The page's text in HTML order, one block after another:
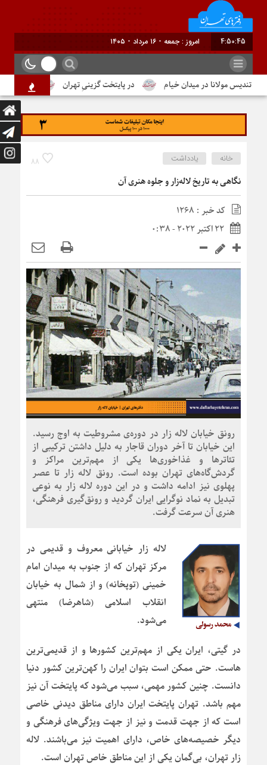
4:50:46 برابر با : Friday - 7 August - 2026
مولانا در میدان خیام در پایتخت گزینیِ تهران دومین شماره
88 خانه
یادداشت
نگاهی به تاریخ لاله‌زار و جلوه هنری آن
کد خبر : 1268
22 اکتبر 2022 - 0:38
رونق خیابان لاله زار در دوره‌ی مشروطیت به اوج رسید.
این خیابان تا آخر دوران قاجار به دلیل داشتن ترکیبی از
تئاترها و غذاخوری‌ها یکی از مهم‌ترین مراکز و
گردش‌گاه‌های تهران بوده است. رونق لاله زار تا عصر
پهلوی نیز ادامه داشت و در این دوره لاله زار به نوعی
تبدیل به نماد نوگرایی ایران گردید و رونق‌گیری فرهنگی،
هنری آن سرعت گرفت.
لاله زار خیابانی معروف و قدیمی در
مرکز تهران که از جنوب به میدان امام
خمینی (توپخانه) و از شمال به خیابان
انقلاب اسلامی (شاهرضا) منتهی
می‌شود.
در گیتی، ایران یکی از مهم‌ترین کشورها و از قدیمی‌ترین
هاست. حتی ممکن است بتوان ایران را کهن‌ترین کشور دنیا
دانست. چنین کشور مهمی، سبب می‌شود که پایتخت آن نیز
مهم باشد. تهران پایتخت ایران دارای مناطق دیدنی خاصی
است که از جهت قدمت و نیز از جهت ویژگی‌های فرهنگی و
دیگر خصیصه‌های خاص، دارای اهمیت نیز می‌باشند. لاله
زار تهران، بی‌گمان یکی از این مناطق خاص تهران است.